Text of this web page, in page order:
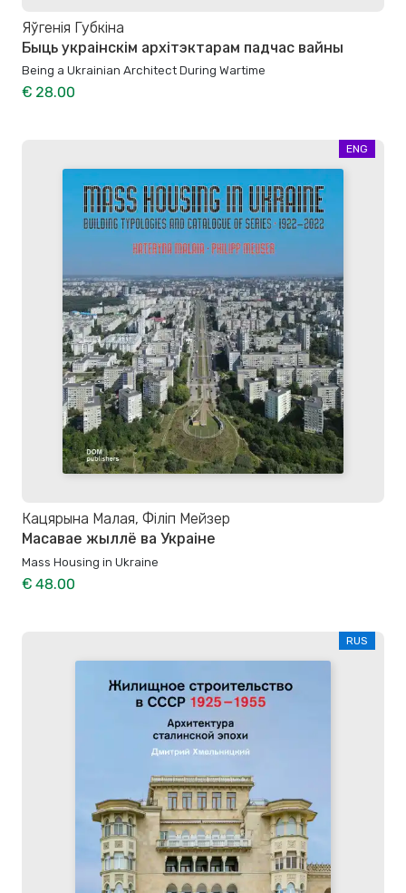
Яўгенія Губкіна
Быць украінскім архітэктарам падчас вайны
Being a Ukrainian Architect During Wartime
€ 28.00
ENG
Кацярына Малая, Філіп Мейзер
Масавае жыллё ва Украіне
Mass Housing in Ukraine
€ 48.00
RUS